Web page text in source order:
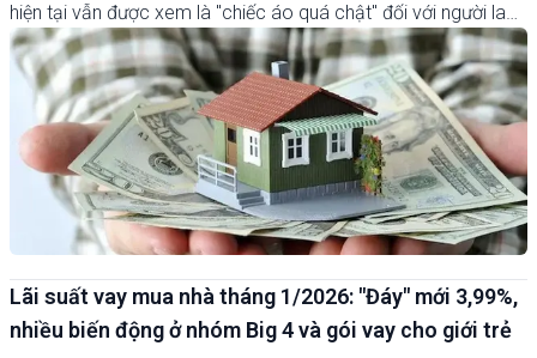
hiện tại vẫn được xem là "chiếc áo quá chật" đối với người lao
động thu nhập thấp. Trước thực tế này, Hiệp hội Bất động sản
TP.HCM (HoREA) vừa đưa ra kiến nghị mạnh mẽ: cần kéo lãi
suất xuống mức 4,8% để giấc mơ an cư thực sự nằm trong
tầm tay.
Lãi suất vay mua nhà tháng 1/2026: "Đáy" mới 3,99%,
nhiều biến động ở nhóm Big 4 và gói vay cho giới trẻ